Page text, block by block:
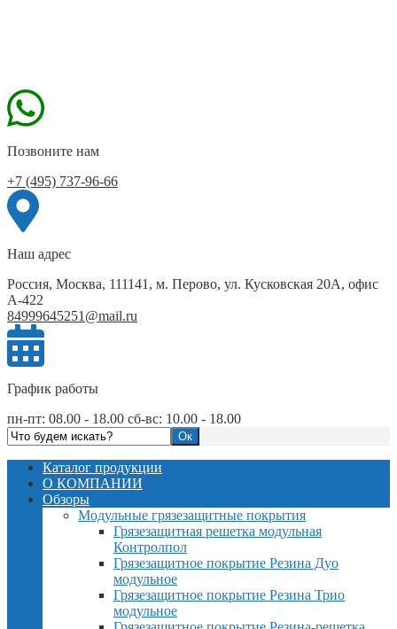
Позвоните нам
+7 (495) 737-96-66
Наш адрес
Россия, Москва, 111141, м. Перово, ул. Кусковская 20А, офис
А-422
84999645251@mail.ru
График работы
пн-пт: 08.00 - 18.00 сб-вс: 10.00 - 18.00
Каталог продукции
О КОМПАНИИ
Обзоры
Модульные грязезащитные покрытия
Грязезащитная решетка модульная
Контролпол
Грязезащитное покрытие Резина Дуо
модульное
Грязезащитное покрытие Резина Трио
модульное